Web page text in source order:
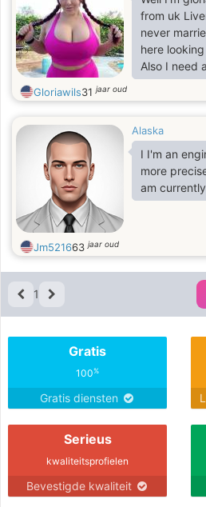
from uk
never
here
Also I need
person to
happiness
❤️
Gloriawils31jaar oud
Alaska
I I'm an
more
am
Jm521663jaar oud
1
Gratis
100%
Gratis diensten
Serieus
kwaliteitsprofielen
Bevestigde kwaliteit